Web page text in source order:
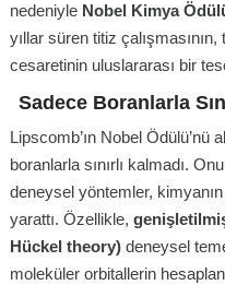
nedeniyle Nobel Kimya
yıllar süren titiz
cesaretinin uluslararası bir
Sadece Boranlarla
Lipscomb’ın Nobel Ödülü’nü
boranlarla sınırlı kalmadı.
deneysel yöntemler,
yarattı. Özellikle,
Hückel theory) deneysel
moleküler orbitallerin